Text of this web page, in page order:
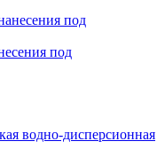
под